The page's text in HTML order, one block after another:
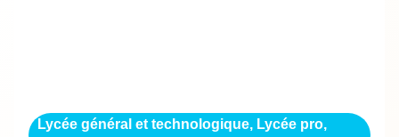
Lycée général et technologique, Lycée pro,